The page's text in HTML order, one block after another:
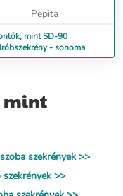
Pepita
mint SD-90
- sonoma
mint
szekrények >>
szekrények >>